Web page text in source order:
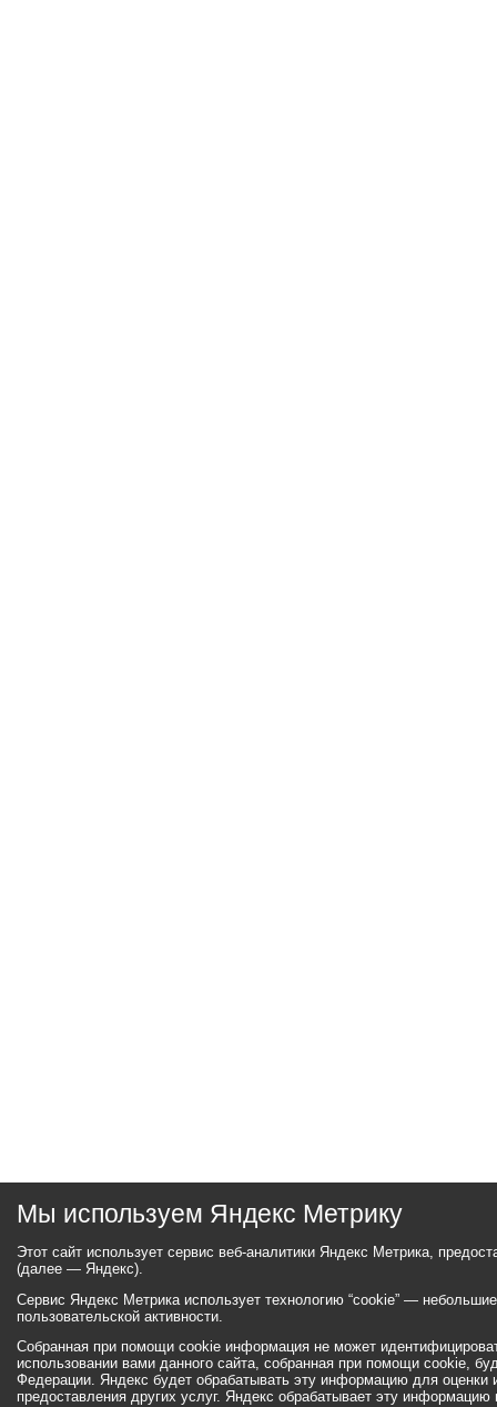
Мы используем Яндекс Метрику
Этот сайт использует сервис веб-аналитики Яндекс Метрика,
(далее — Яндекс).
Сервис Яндекс Метрика использует технологию “cookie” —
пользовательской активности.
Собранная при помощи cookie информация не может
использовании вами данного сайта, собранная при помощи cookie,
Федерации. Яндекс будет обрабатывать эту информацию для оценки
предоставления других услуг. Яндекс обрабатывает эту